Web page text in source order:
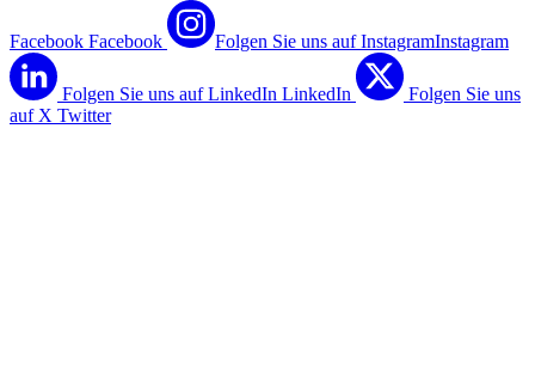
Facebook Facebook Folgen Sie uns auf InstagramInstagram
Folgen Sie uns auf LinkedIn LinkedIn
Folgen Sie uns
auf X Twitter